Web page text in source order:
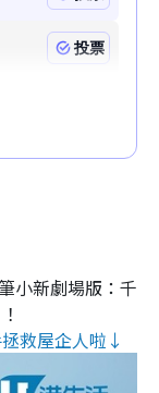
小新劇場版：千
救屋企人啦↓